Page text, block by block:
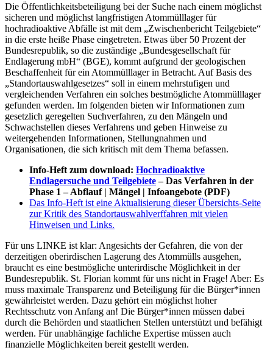
Die Öffentlichkeitsbeteiligung bei der Suche nach einem möglichst
sicheren und möglichst langfristigen Atommülllager für
hochradioaktive Abfälle ist mit dem „Zwischenbericht Teilgebiete“
in die erste heiße Phase eingetreten. Etwas über 50 Prozent der
Bundesrepublik, so die zuständige „Bundesgesellschaft für
Endlagerung mbH“ (BGE), kommt aufgrund der geologischen
Beschaffenheit für ein Atommülllager in Betracht. Auf Basis des
„Standortauswahlgesetzes“ soll in einem mehrstufigen und
vergleichenden Verfahren ein solches bestmögliche Atommülllager
gefunden werden. Im folgenden bieten wir Informationen zum
gesetzlich geregelten Suchverfahren, zu den Mängeln und
Schwachstellen dieses Verfahrens und geben Hinweise zu
weitergehenden Informationen, Stellungnahmen und
Organisationen, die sich kritisch mit dem Thema befassen.
Info-Heft zum download: Hochradioaktive
Endlagersuche und Teilgebiete– Das Verfahren in der
Phase 1 – Abflauf | Mängel | Infoangebote (PDF)
Das Info-Heft ist eine Aktualisierung dieser Übersichts-Seite
zur Kritik des Standortauswahlverffahren mit vielen
Hinweisen und Links.
Für uns LINKE ist klar: Angesichts der Gefahren, die von der
derzeitigen oberirdischen Lagerung des Atommülls ausgehen,
braucht es eine bestmögliche unterirdische Möglichkeit in der
Bundesrepublik. St. Florian kommt für uns nicht in Frage! Aber: Es
muss maximale Transparenz und Beteiligung für die Bürger*innen
gewährleistet werden. Dazu gehört ein möglichst hoher
Rechtsschutz von Anfang an! Die Bürger*innen müssen dabei
durch die Behörden und staatlichen Stellen unterstützt und befähigt
werden. Für unabhängige fachliche Expertise müssen auch
finanzielle Möglichkeiten bereit gestellt werden.